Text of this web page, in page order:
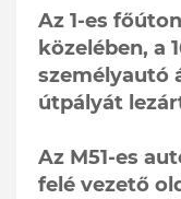
Az 1-es
közelében, a
személyautó
útpályát
Az M51-es
felé vezető